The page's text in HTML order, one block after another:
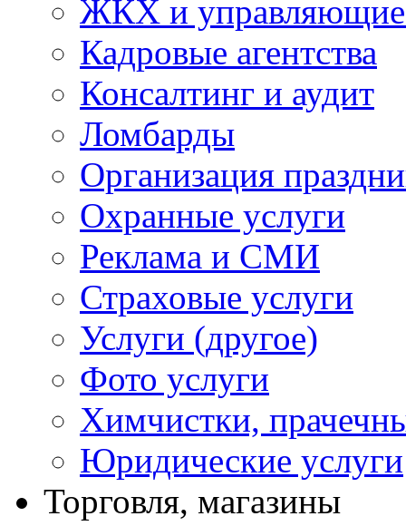
ЖКХ и управляющие
Кадровые агентства
Консалтинг и аудит
Ломбарды
Организация
Охранные услуги
Реклама и СМИ
Страховые услуги
Услуги (другое)
Фото услуги
Химчистки,
Юридические услуги
Торговля, магазины